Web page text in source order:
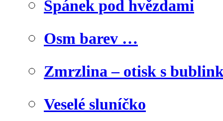
Spánek pod hvězdami
Osm barev …
Zmrzlina – otisk s
Veselé sluníčko